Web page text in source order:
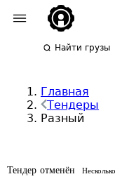
Найти грузы
Главная
Тендеры
Разный
Тендер отменён